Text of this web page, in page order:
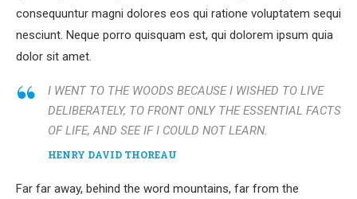
consequuntur magni dolores eos qui ratione voluptatem sequi
nesciunt. Neque porro quisquam est, qui dolorem ipsum quia
dolor sit amet.
I WENT TO THE WOODS BECAUSE I WISHED TO LIVE
DELIBERATELY, TO FRONT ONLY THE ESSENTIAL FACTS
OF LIFE, AND SEE IF I COULD NOT LEARN.
HENRY DAVID THOREAU
Far far away, behind the word mountains, far from the